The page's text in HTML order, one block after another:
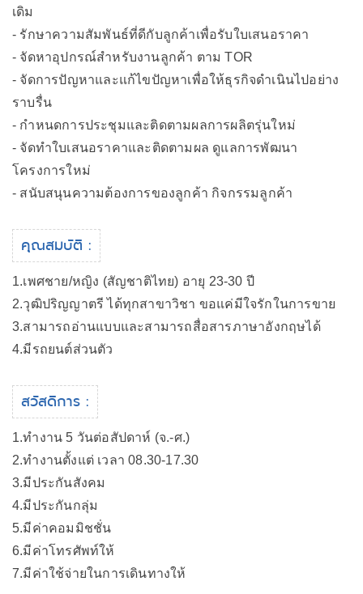
เดิม
- รักษาความสัมพันธ์ที่ดีกับลูกค้าเพื่อรับใบเสนอราคา
- จัดหาอุปกรณ์สำหรับงานลูกค้า ตาม TOR
- จัดการปัญหาและแก้ไขปัญหาเพื่อให้ธุรกิจดำเนินไปอย่าง
ราบรื่น
- กำหนดการประชุมและติดตามผลการผลิตรุ่นใหม่
- จัดทำใบเสนอราคาและติดตามผล ดูแลการพัฒนา
โครงการใหม่
- สนับสนุนความต้องการของลูกค้า กิจกรรมลูกค้า
คุณสมบัติ :
1.เพศชาย/หญิง (สัญชาติไทย) อายุ 23-30 ปี
2.วุฒิปริญญาตรี ได้ทุกสาขาวิชา ขอแค่มีใจรักในการขาย
3.สามารถอ่านแบบและสามารถสื่อสารภาษาอังกฤษได้
4.มีรถยนต์ส่วนตัว
สวัสดิการ :
1.ทำงาน 5 วันต่อสัปดาห์ (จ.-ศ.)
2.ทำงานตั้งแต่ เวลา 08.30-17.30
3.มีประกันสังคม
4.มีประกันกลุ่ม
5.มีค่าคอมมิชชั่น
6.มีค่าโทรศัพท์ให้
7.มีค่าใช้จ่ายในการเดินทางให้